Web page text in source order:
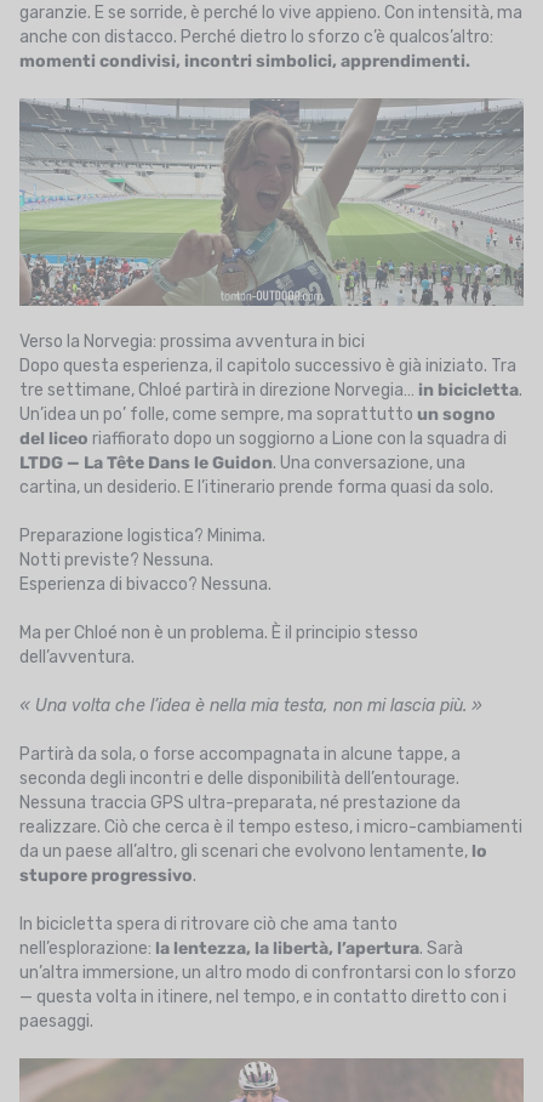
garanzie. E se sorride, è perché lo vive appieno. Con intensità, ma
anche con distacco. Perché dietro lo sforzo c’è qualcos’altro:
momenti condivisi, incontri simbolici, apprendimenti.
Verso la Norvegia: prossima avventura in bici
Dopo questa esperienza, il capitolo successivo è già iniziato. Tra
tre settimane, Chloé partirà in direzione Norvegia… in bicicletta.
Un’idea un po’ folle, come sempre, ma soprattutto un sogno
del liceo riaffiorato dopo un soggiorno a Lione con la squadra di
LTDG — La Tête Dans le Guidon. Una conversazione, una
cartina, un desiderio. E l’itinerario prende forma quasi da solo.
Preparazione logistica? Minima.
Notti previste? Nessuna.
Esperienza di bivacco? Nessuna.
Ma per Chloé non è un problema. È il principio stesso
dell’avventura.
« Una volta che l’idea è nella mia testa, non mi lascia più. »
Partirà da sola, o forse accompagnata in alcune tappe, a
seconda degli incontri e delle disponibilità dell’entourage.
Nessuna traccia GPS ultra-preparata, né prestazione da
realizzare. Ciò che cerca è il tempo esteso, i micro-cambiamenti
da un paese all’altro, gli scenari che evolvono lentamente, lo
stupore progressivo.
In bicicletta spera di ritrovare ciò che ama tanto
nell’esplorazione: la lentezza, la libertà, l’apertura. Sarà
un’altra immersione, un altro modo di confrontarsi con lo sforzo
— questa volta in itinere, nel tempo, e in contatto diretto con i
paesaggi.